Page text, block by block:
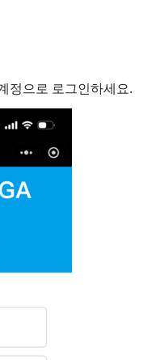
정으로 로그인하세요.